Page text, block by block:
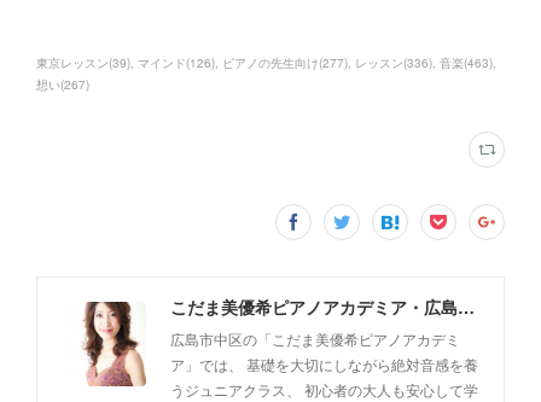
東京レッスン(39) マインド(126) ピアノの先生向け(277) レッスン(336) 音楽(463)
想い(267)
こだま美優希ピアノアカデミア・広島市中区
広島市中区の「こだま美優希ピアノアカデミ
ア」では、 基礎を大切にしながら絶対音感を養
うジュニアクラス、 初心者の大人も安心して学